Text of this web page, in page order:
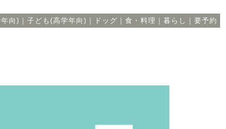
向)｜子ども(高学年向)｜ドッグ｜食・料理｜暮らし｜要予約